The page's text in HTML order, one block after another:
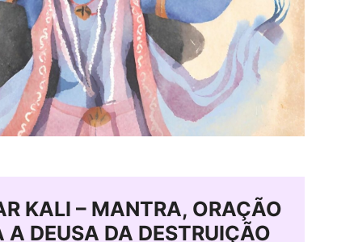
KALI – MANTRA, ORAÇÃO
A DEUSA DA DESTRUIÇÃO